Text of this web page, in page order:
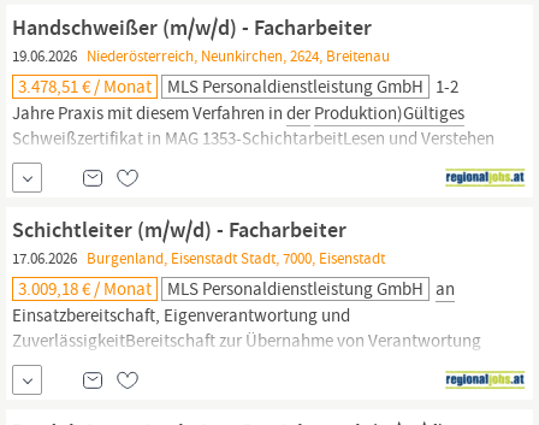
Handschweißer (m/w/d) - Facharbeiter
19.06.2026 Niederösterreich, Neunkirchen, 2624, Breitenau
3.478,51 € / Monat MLS Personaldienstleistung GmbH 1-2
Jahre Praxis mit diesem Verfahren in der Produktion)Gültiges
Schweißzertifikat in MAG 1353-SchichtarbeitLesen und Verstehen
von Zeichnungen und AnweisungenGute Deutschkenntnisse
(mind. Niveau B2, notwendig für die Arbeitsprozesse)Gutes
räumliches Vorstellungsvermögen, hohes Maß
Gewissenhaftigkeit und Genauigkeit...
Schichtleiter (m/w/d) - Facharbeiter
17.06.2026 Burgenland, Eisenstadt Stadt, 7000, Eisenstadt
3.009,18 € / Monat MLS Personaldienstleistung GmbH an
Einsatzbereitschaft, Eigenverantwortung und
ZuverlässigkeitBereitschaft zur Übernahme von Verantwortung
und Mitgestaltung von Veränderungen Ihre Aufgaben: Mitarbeit in
derProduktionim TagesgeschäftKoordination und Abwicklung
ProduktionsaufgabenOptimierung laufender